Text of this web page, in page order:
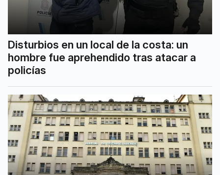
Disturbios en un local de la costa: un
hombre fue aprehendido tras atacar a
policías